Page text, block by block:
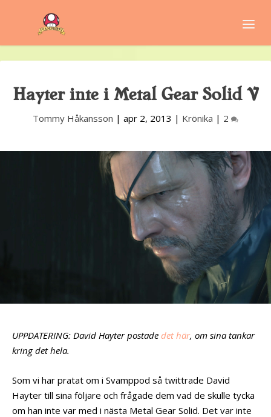
Hayter inte i Metal Gear Solid V
Tommy Håkansson | apr 2, 2013 | Krönika | 2
UPPDATERING: David Hayter postade det här, om sina tankar
kring det hela.
Som vi har pratat om i Svamppod så twittrade David
Hayter till sina följare och frågade dem vad de skulle tycka
om han inte var med i nästa Metal Gear Solid. Det var inte